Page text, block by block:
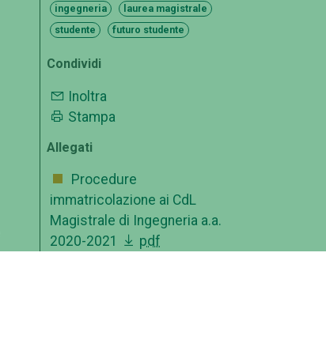
ingegneria
laurea magistrale
studente
futuro studente
Condividi
Inoltra
Stampa
Allegati
Procedure
immatricolazione ai CdL
Magistrale di Ingegneria a.a.
2020-2021
pdf